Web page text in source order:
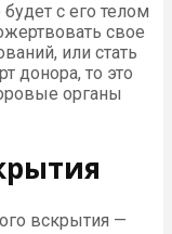
с его телом
свое
или стать
донора, то это
органы
вскрытия —